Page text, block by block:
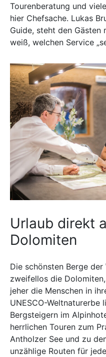
Tourenberatung und
hier Chefsache. Lukas
Guide, steht den Gästen
weiß, welchen Service
Urlaub direkt
Dolomiten
Die schönsten Berge
zweifellos die
jeher die Menschen in
UNESCO-Weltnaturerbe
Bergsteigern im
herrlichen Touren zum
Antholzer See und zu
unzählige Routen für